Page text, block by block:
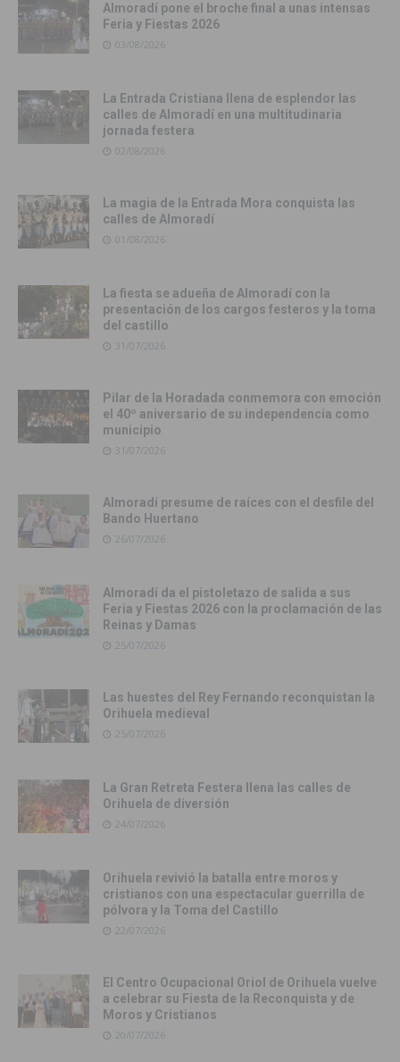
Almoradí pone el broche final a unas intensas
Feria y Fiestas 2026
03/08/2026
La Entrada Cristiana llena de esplendor las
calles de Almoradí en una multitudinaria
jornada festera
02/08/2026
La magia de la Entrada Mora conquista las
calles de Almoradí
01/08/2026
La fiesta se adueña de Almoradí con la
presentación de los cargos festeros y la toma
del castillo
31/07/2026
Pilar de la Horadada conmemora con emoción
el 40º aniversario de su independencia como
municipio
31/07/2026
Almoradí presume de raíces con el desfile del
Bando Huertano
26/07/2026
Almoradí da el pistoletazo de salida a sus
Feria y Fiestas 2026 con la proclamación de las
Reinas y Damas
25/07/2026
Las huestes del Rey Fernando reconquistan la
Orihuela medieval
25/07/2026
La Gran Retreta Festera llena las calles de
Orihuela de diversión
24/07/2026
Orihuela revivió la batalla entre moros y
cristianos con una espectacular guerrilla de
pólvora y la Toma del Castillo
22/07/2026
El Centro Ocupacional Oriol de Orihuela vuelve
a celebrar su Fiesta de la Reconquista y de
Moros y Cristianos
20/07/2026